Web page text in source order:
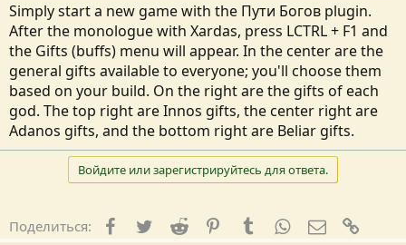
Simply start a new game with the Пути Богов plugin.
After the monologue with Xardas, press LCTRL + F1 and
the Gifts (buffs) menu will appear. In the center are the
general gifts available to everyone; you'll choose them
based on your build. On the right are the gifts of each
god. The top right are Innos gifts, the center right are
Adanos gifts, and the bottom right are Beliar gifts.
Войдите или зарегистрируйтесь для ответа.
Поделиться: Facebook
TwitterReddit PinterestTumblrWhatsApp
E-mail